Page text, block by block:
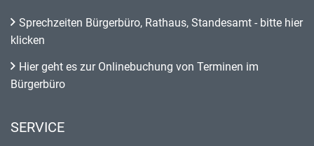
Sprechzeiten Bürgerbüro, Rathaus, Standesamt - bitte hier
klicken
Hier geht es zur Onlinebuchung von Terminen im
Bürgerbüro
SERVICE